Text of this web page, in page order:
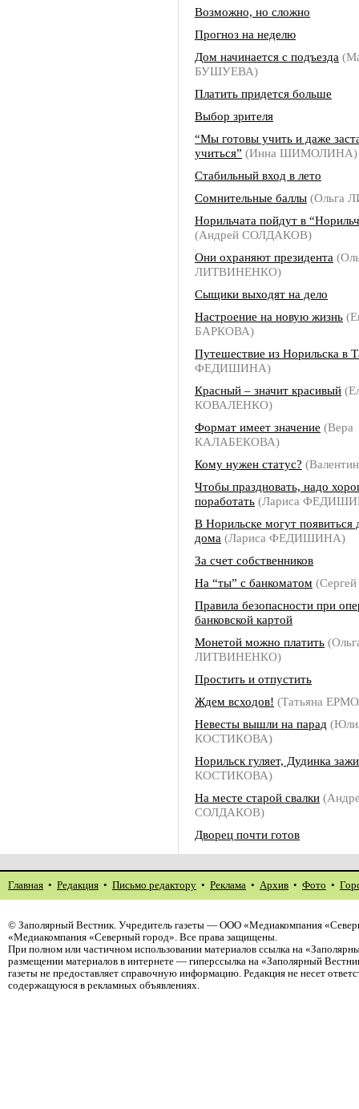
Возможно, но сложно
Прогноз на неделю
Дом начинается с подъезда
БУШУЕВА)
Платить придется больше
Выбор зрителя
“Мы готовы учить и даже
учиться” (Инна ШИМОЛИНА)
Стабильный вход в лето
Сомнительные баллы (Ольга
Норильчата пойдут в
(Андрей СОЛДАКОВ)
Они охраняют президента
ЛИТВИНЕНКО)
Сыщики выходят на дело
Настроение на новую жизнь
БАРКОВА)
Путешествие из Норильска в
ФЕДИШИНА)
Красный – значит красивый
КОВАЛЕНКО)
Формат имеет значение (Вера
КАЛАБЕКОВА)
Кому нужен статус?
Чтобы праздновать, надо
поработать (Лариса
В Норильске могут появиться
дома (Лариса ФЕДИШИНА)
За счет собственников
На “ты” с банкоматом
Правила безопасности при
банковской картой
Монетой можно платить
ЛИТВИНЕНКО)
Простить и отпустить
Ждем всходов! (Татьяна
Невесты вышли на парад
КОСТИКОВА)
Норильск гуляет, Дудинка
КОСТИКОВА)
На месте старой свалки
СОЛДАКОВ)
Дворец почти готов
Главная • Редакция • Письмо редактору • Реклама • Архив • Фото •
© Заполярный Вестник. Учредитель газеты — ООО «Медиакомпания
«Медиакомпания «Северный город». Все права защищены.
При полном или частичном использовании материалов ссылка на
размещении материалов в интернете — гиперссылка на «Заполярный
газеты не предоставляет справочную информацию. Редакция не несет
содержащуюся в рекламных объявлениях.